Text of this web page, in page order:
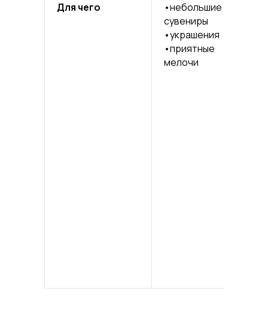
Для чего
•небольшие
сувениры
•украшения
•приятные
мелочи